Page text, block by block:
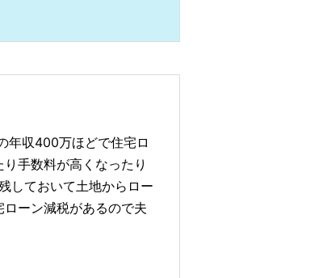
年収400万ほどで住宅ロ
手数料が高くなったり
しておいて土地からロー
ーン減税があるので夫